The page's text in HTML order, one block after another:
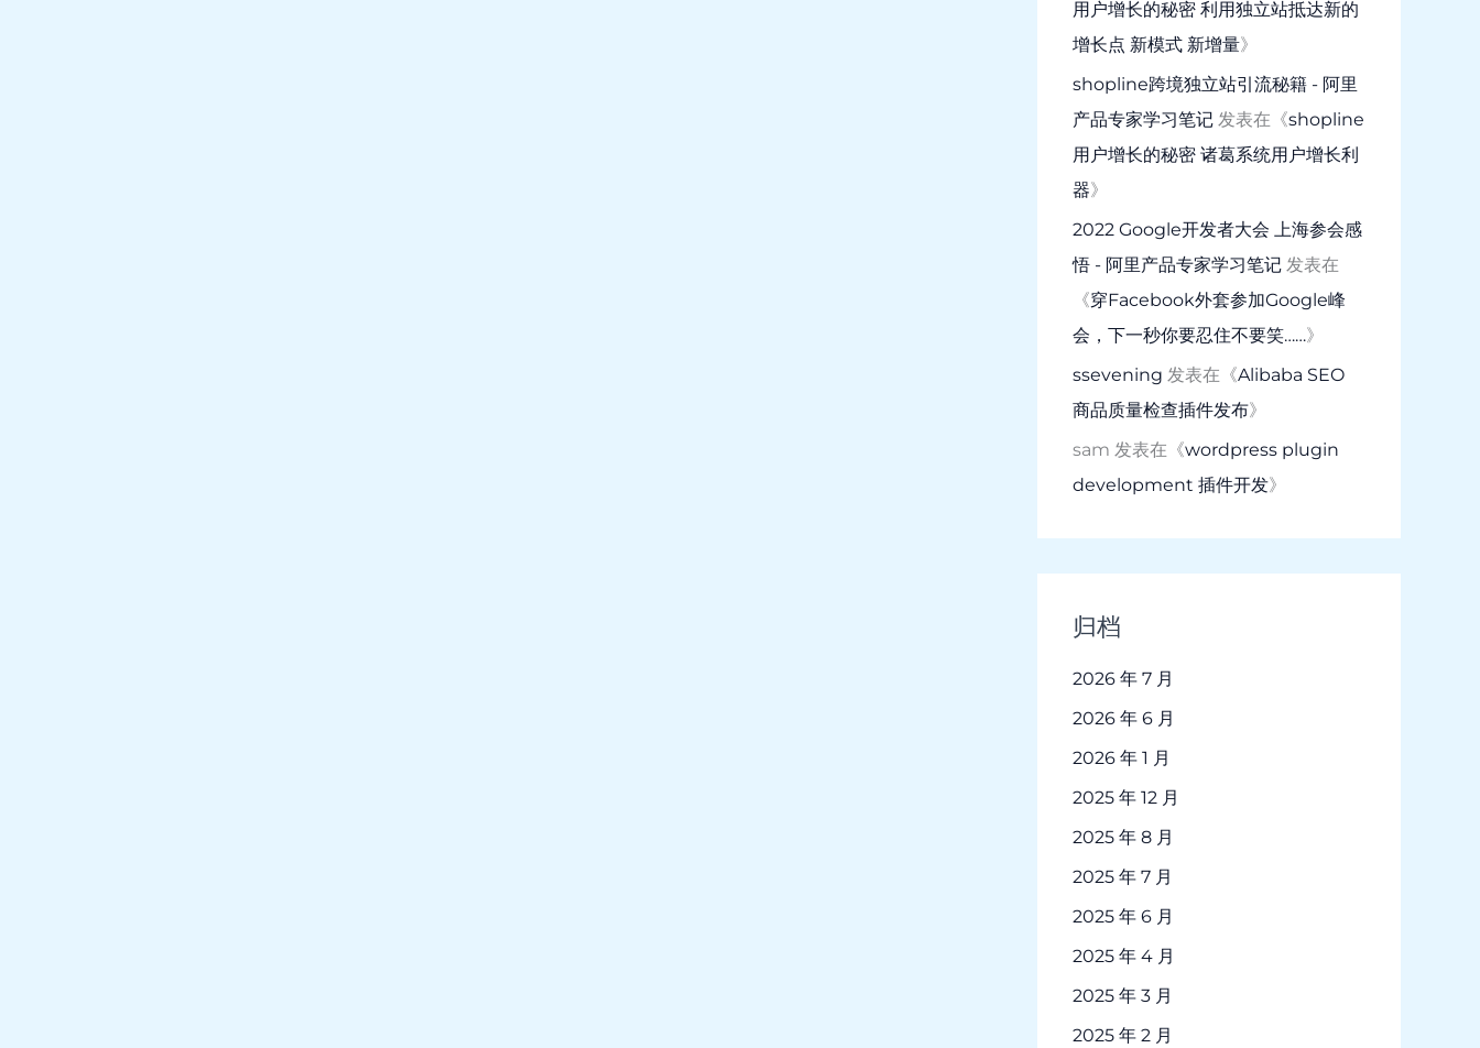
用户增长的秘密 利用独立站抵达新的
增长点 新模式 新增量》
shopline跨境独立站引流秘籍 - 阿里
产品专家学习笔记 发表在《shopline
用户增长的秘密 诸葛系统用户增长利
器》
2022 Google开发者大会 上海参会感
悟 - 阿里产品专家学习笔记 发表在
《穿Facebook外套参加Google峰
会，下一秒你要忍住不要笑……》
ssevening 发表在《Alibaba SEO
商品质量检查插件发布》
sam 发表在《wordpress plugin
development 插件开发》
归档
2026 年 7 月
2026 年 6 月
2026 年 1 月
2025 年 12 月
2025 年 8 月
2025 年 7 月
2025 年 6 月
2025 年 4 月
2025 年 3 月
2025 年 2 月